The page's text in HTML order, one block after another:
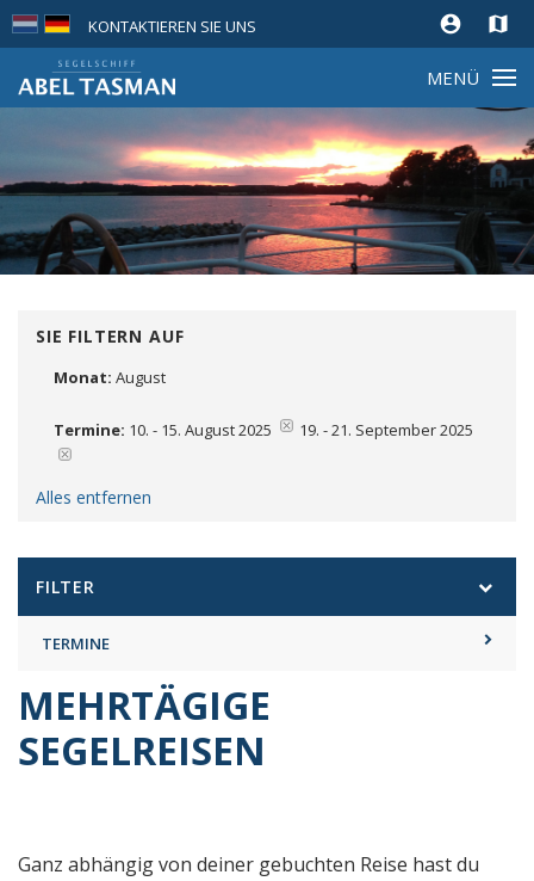
account_circle map
KONTAKTIEREN SIE UNS
MENÜ
SIE FILTERN AUF
Monat: August
Termine: 10. - 15. August 2025 19. - 21. September 2025
Alles entfernen
FILTER
TERMINE
MEHRTÄGIGE
SEGELREISEN
Ganz abhängig von deiner gebuchten Reise hast du